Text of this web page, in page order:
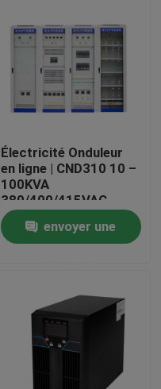
Électricité Onduleur
en ligne | CND310 10 –
100KVA
380/400/415VAC
220VDC contrôle
numérique anti-
surcharge convivial
envoyer une